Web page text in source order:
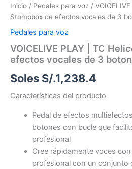
Inicio / Pedales para voz /
Stompbox de efectos vocales de 3
Pedales para voz
VOICELIVE PLAY | TC
efectos vocales de 3
Soles S/.1,238.4
Características del producto
Pedal de efectos
botones con bucle que
profesional
Cree rápidamente voces
profesional con un conjunto